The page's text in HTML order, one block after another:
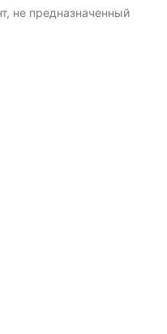
не предназначенный